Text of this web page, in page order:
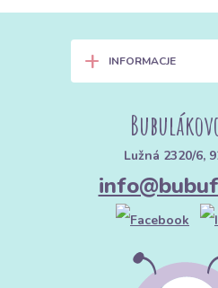
+ INFORMACJE
Lužná 2320/6,